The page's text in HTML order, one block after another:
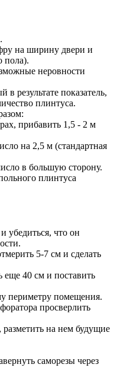
на ширину двери и
пола).
неровности
результате показатель,
плинтуса.
прибавить 1,5 - 2 м
на 2,5 м (стандартная
в большую сторону.
плинтуса
убедиться, что он
5-7 см и сделать
еще 40 см и поставить
периметру помещения.
просверлить
на нем будущие
саморезы через